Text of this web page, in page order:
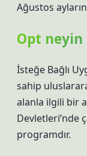
Ağustos
Opt neyin
İsteğe Bağlı
sahip
alanla ilgili bir
Devletleri’nde
programdır.